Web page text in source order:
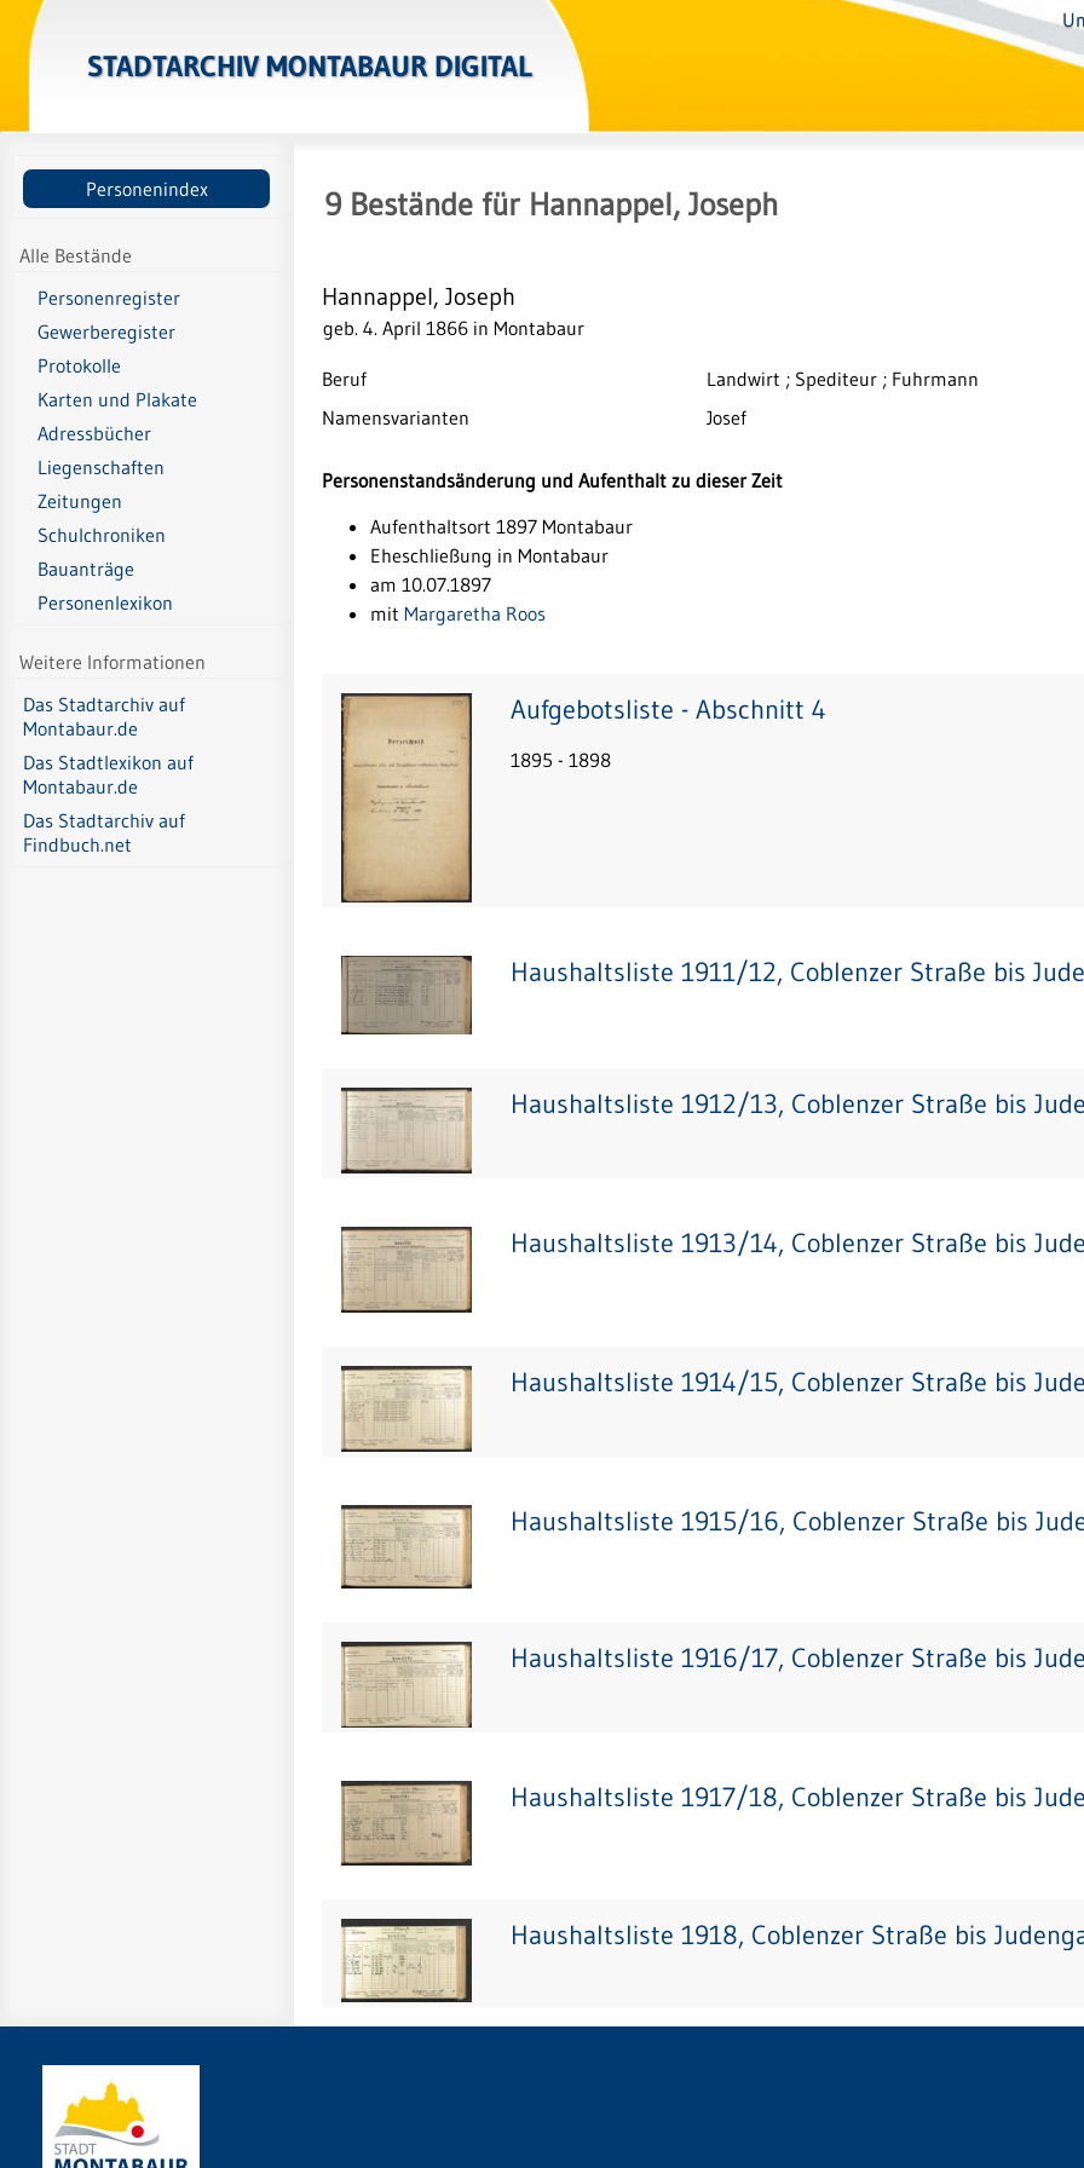
STADTARCHIV MONTABAUR DIGITAL
Personenindex
Alle Bestände
Personenregister
Gewerberegister
Protokolle
Karten und Plakate
Adressbücher
Liegenschaften
Zeitungen
Schulchroniken
Bauanträge
Personenlexikon
Weitere Informationen
Das Stadtarchiv auf
Montabaur.de
Das Stadtlexikon auf
Montabaur.de
Das Stadtarchiv auf
Findbuch.net
9 Bestände für Hannappel, Joseph
Personenstandsänderung und Aufenthalt zu dieser Zeit
Aufenthaltsort 1897 Montabaur
Eheschließung in Montabaur
am 10.07.1897
mit Margaretha Roos
Hannappel, Joseph
geb. 4. April 1866 in Montabaur
Beruf
Landwirt ; Spediteur ; Fuhrmann
Namensvarianten
Josef
Aufgebotsliste - Abschnitt 4
1895 - 1898
Haushaltsliste 1911/12, Coblenzer Straße bis
Haushaltsliste 1912/13, Coblenzer Straße bis
Haushaltsliste 1913/14, Coblenzer Straße bis
Haushaltsliste 1914/15, Coblenzer Straße bis
Haushaltsliste 1915/16, Coblenzer Straße bis
Haushaltsliste 1916/17, Coblenzer Straße bis
Haushaltsliste 1917/18, Coblenzer Straße bis
Haushaltsliste 1918, Coblenzer Straße bis